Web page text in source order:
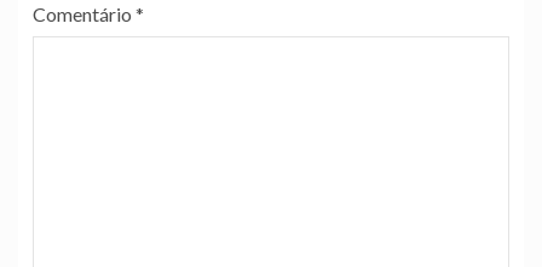
Comentário *